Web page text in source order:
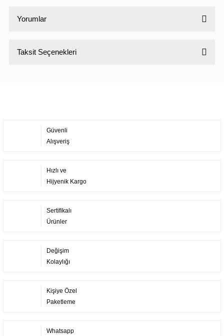
Yorumlar
Taksit Seçenekleri
Güvenli
Alışveriş
Hızlı ve
Hijyenik Kargo
Sertifikalı
Ürünler
Değişim
Kolaylığı
Kişiye Özel
Paketleme
Whatsapp